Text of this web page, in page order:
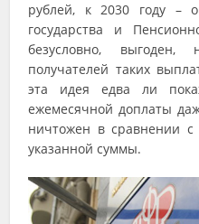
рублей, к 2030 году –
государства и
безусловно,
получателей таких
эта идея едва ли
ежемесячной доплаты
ничтожен в сравнении
указанной суммы.